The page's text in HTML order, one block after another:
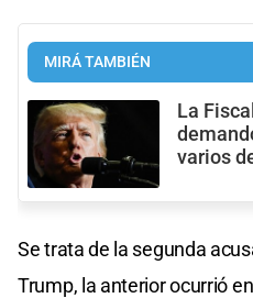
MIRÁ TAMBIÉN
La
varios
Se trata de la segunda
Trump, la anterior ocurrió